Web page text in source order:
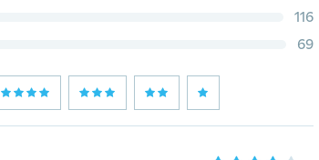
116
69